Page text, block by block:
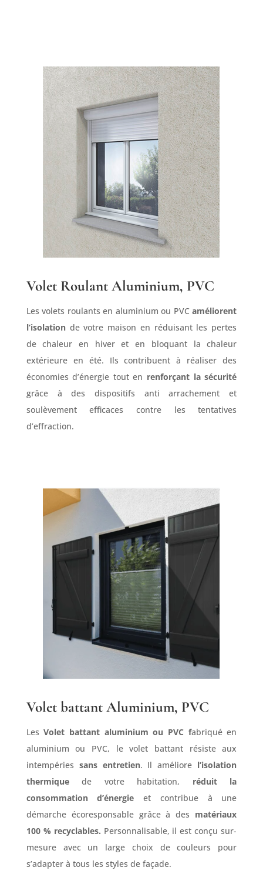
Volet Roulant Aluminium, PVC
Les volets roulants en aluminium ou PVC améliorent
l’isolationde votre maison en réduisant les pertes
de chaleur en hiver et en bloquant la chaleur
extérieure en été. Ils contribuent à réaliser des
économies d’énergie tout en renforçant la sécurité
grâce à des dispositifs anti arrachement et
soulèvement efficaces contre les tentatives
d’effraction.
Volet battant Aluminium, PVC
LesVolet battant aluminium ou PVC fabriqué en
aluminium ou PVC, le volet battant résiste aux
intempéries sans entretien. Il améliore l’isolation
thermiquede votre habitation, réduit la
consommation d’énergie et contribue à une
démarche écoresponsable grâce à des matériaux
100 % recyclables. Personnalisable, il est conçu sur-
mesure avec un large choix de couleurs pour
s’adapter à tous les styles de façade.